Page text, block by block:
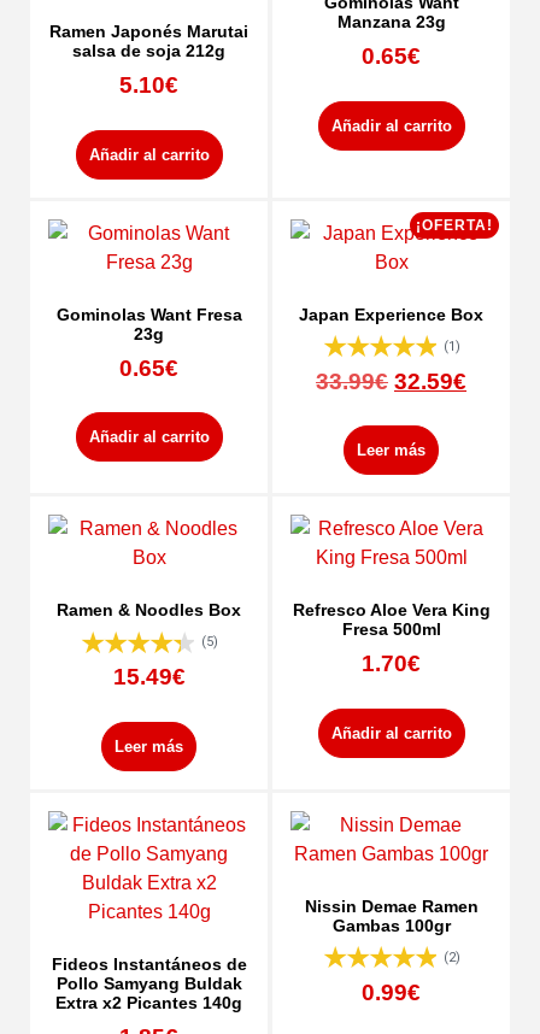
Ramen Japonés Marutai
salsa de soja 212g
5.10€
Añadir al carrito
Manzana 23g
0.65€
Añadir al carrito
Gominolas Want Fresa
23g
0.65€
Añadir al carrito
¡OFERTA!
Japan Experience Box
(1)
33.99€ 32.59€
Leer más
Ramen & Noodles Box
(5)
15.49€
Leer más
Refresco Aloe Vera King
Fresa 500ml
1.70€
Añadir al carrito
Fideos Instantáneos de
Pollo Samyang Buldak
Extra x2 Picantes 140g
Nissin Demae Ramen
Gambas 100gr
(2)
0.99€